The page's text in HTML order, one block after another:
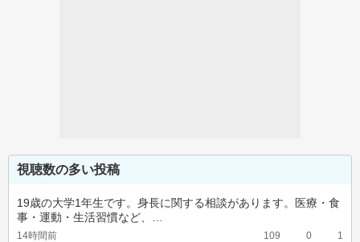
視聴数の多い投稿
19歳の大学1年生です。身長に関する相談があります。医療・食
事・運動・生活習慣など、…
14時間前 109 0 1